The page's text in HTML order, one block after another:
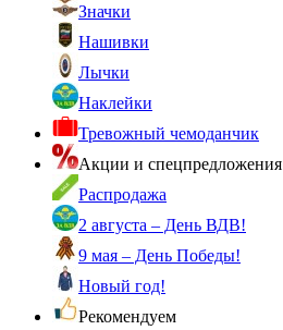
Значки
Нашивки
Лычки
Наклейки
Тревожный чемоданчик
Акции и спецпредложения
Распродажа
2 августа – День ВДВ!
9 мая – День Победы!
Новый год!
Рекомендуем